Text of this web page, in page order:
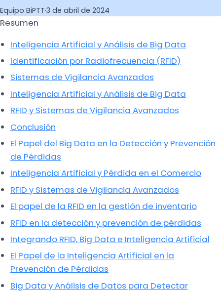
Equipo BiPTT·3 de abril de 2024
Resumen
Inteligencia Artificial y Análisis de Big Data
Identificación por Radiofrecuencia (RFID)
Sistemas de Vigilancia Avanzados
Inteligencia Artificial y Análisis de Big Data
RFID y Sistemas de Vigilancia Avanzados
Conclusión
El Papel del Big Data en la Detección y Prevención
de Pérdidas
Inteligencia Artificial y Pérdida en el Comercio
RFID y Sistemas de Vigilancia Avanzados
El papel de la RFID en la gestión de inventario
RFID en la detección y prevención de pérdidas
Integrando RFID, Big Data e Inteligencia Artificial
El Papel de la Inteligencia Artificial en la
Prevención de Pérdidas
Big Data y Análisis de Datos para Detectar